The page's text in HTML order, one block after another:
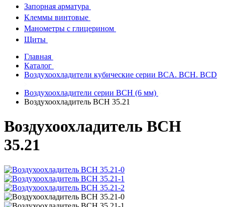
Запорная арматура
Клеммы винтовые
Манометры с глицерином
Щиты
Главная
Каталог
Воздухоохладители кубические серии BCA. BCH. BCD
Воздухоохладители серии BCH (6 мм)
Воздухоохладитель ВСН 35.21
Воздухоохладитель ВСН
35.21